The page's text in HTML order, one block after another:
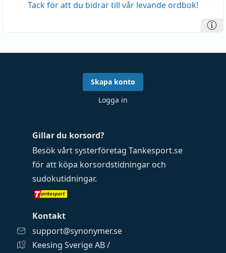
Tack för att du bidrar till vår levande ordbok!
Gillar du korsord?
Besök vårt systerföretag Tankesport.se
för att köpa korsordstidningar och
sudokutidningar.
Kontakt
support@synonymer.se
Keesing Sverige AB /
Skapa konto
Logga in